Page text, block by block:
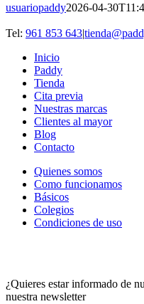
usuariopaddy2026-04-
Instagram
YouTube
Facebook
LinkedIn
Tel: 961 853 643|
Inicio
Paddy
Tienda
Cita previa
Nuestras marcas
Clientes al mayor
Blog
Contacto
Quienes somos
Como funcionamos
Básicos
Colegios
Condiciones de uso
¿Quieres estar informado de
nuestra newsletter